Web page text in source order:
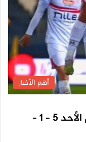
أهم الأخبار
الزمالك وليفربول.. مباريات اليوم الأحد 5 – 1 –